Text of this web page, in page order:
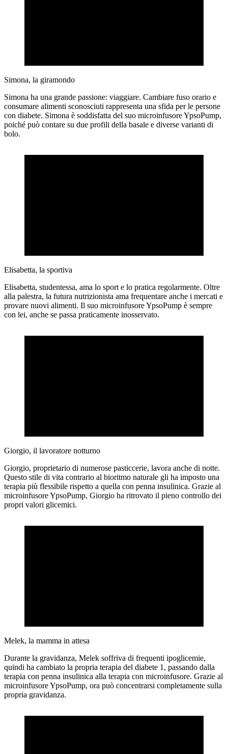
Simona, la giramondo
Simona ha una grande passione: viaggiare. Cambiare fuso orario e
consumare alimenti sconosciuti rappresenta una sfida per le persone
con diabete. Simona è soddisfatta del suo microinfusore YpsoPump,
poiché può contare su due profili della basale e diverse varianti di
bolo.
Elisabetta, la sportiva
Elisabetta, studentessa, ama lo sport e lo pratica regolarmente. Oltre
alla palestra, la futura nutrizionista ama frequentare anche i mercati e
provare nuovi alimenti. Il suo microinfusore YpsoPump è sempre
con lei, anche se passa praticamente inosservato.
Giorgio, il lavoratore notturno
Giorgio, proprietario di numerose pasticcerie, lavora anche di notte.
Questo stile di vita contrario al bioritmo naturale gli ha imposto una
terapia più flessibile rispetto a quella con penna insulinica. Grazie al
microinfusore YpsoPump, Giorgio ha ritrovato il pieno controllo dei
propri valori glicemici.
Melek, la mamma in attesa
Durante la gravidanza, Melek soffriva di frequenti ipoglicemie,
quindi ha cambiato la propria terapia del diabete 1, passando dalla
terapia con penna insulinica alla terapia con microinfusore. Grazie al
microinfusore YpsoPump, ora può concentrarsi completamente sulla
propria gravidanza.